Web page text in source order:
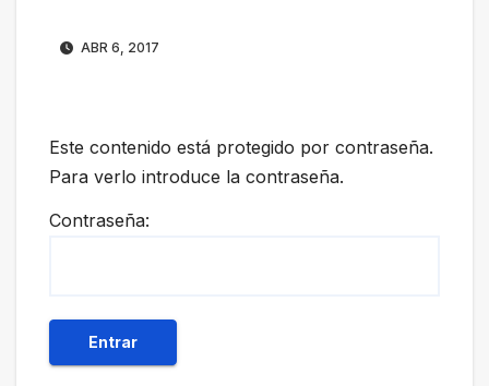
ABR 6, 2017
Este contenido está protegido por contraseña.
Para verlo introduce la contraseña.
Contraseña: